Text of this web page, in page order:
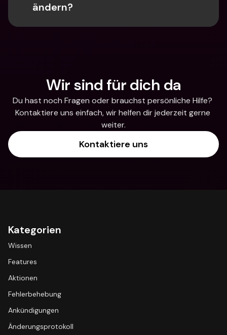
ändern?
Wir sind für dich da
Du hast noch Fragen oder brauchst persönliche Hilfe?
Kontaktiere uns einfach, wir helfen dir jederzeit gerne
weiter.
Kontaktiere uns
Kategorien
Wissen
Features
Aktionen
Fehlerbehebung
Ankündigungen
Änderungsprotokoll